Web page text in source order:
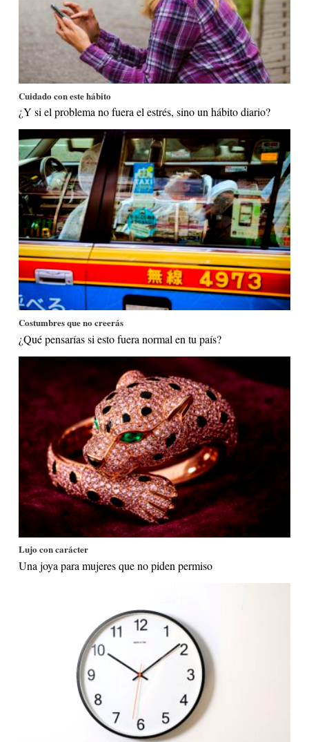
Cuidado con este hábito
¿Y si el problema no fuera el estrés, sino un hábito diario?
Costumbres que no creerás
¿Qué pensarías si esto fuera normal en tu país?
Lujo con carácter
Una joya para mujeres que no piden permiso